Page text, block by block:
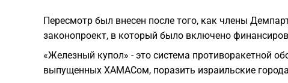
Пересмотр был внесен после того, как члены
законопроект, в который было включено
«Железный купол» - это система противоракетной
выпущенных ХАМАСом, поразить израильские